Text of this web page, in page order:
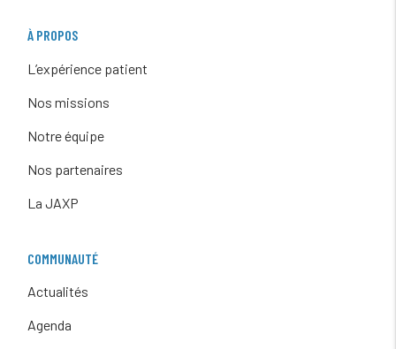
À PROPOS
L’expérience patient
Nos missions
Notre équipe
Nos partenaires
La JAXP
COMMUNAUTÉ
Actualités
Agenda